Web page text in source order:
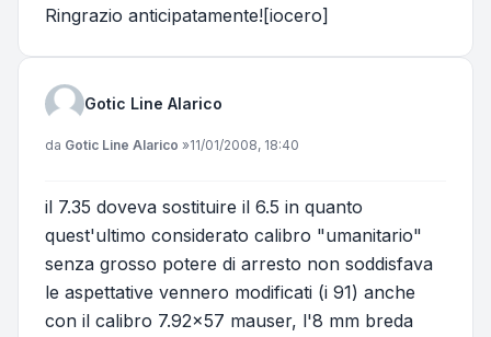
Ringrazio anticipatamente![iocero]
Gotic Line Alarico
Messaggio
da Gotic Line Alarico »11/01/2008, 18:40
il 7.35 doveva sostituire il 6.5 in quanto
quest'ultimo considerato calibro "umanitario"
senza grosso potere di arresto non soddisfava
le aspettative vennero modificati (i 91) anche
con il calibro 7.92x57 mauser, l'8 mm breda